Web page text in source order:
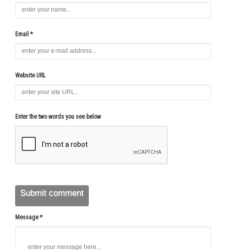
Email *
Website URL
Enter the two words you see below
Message *